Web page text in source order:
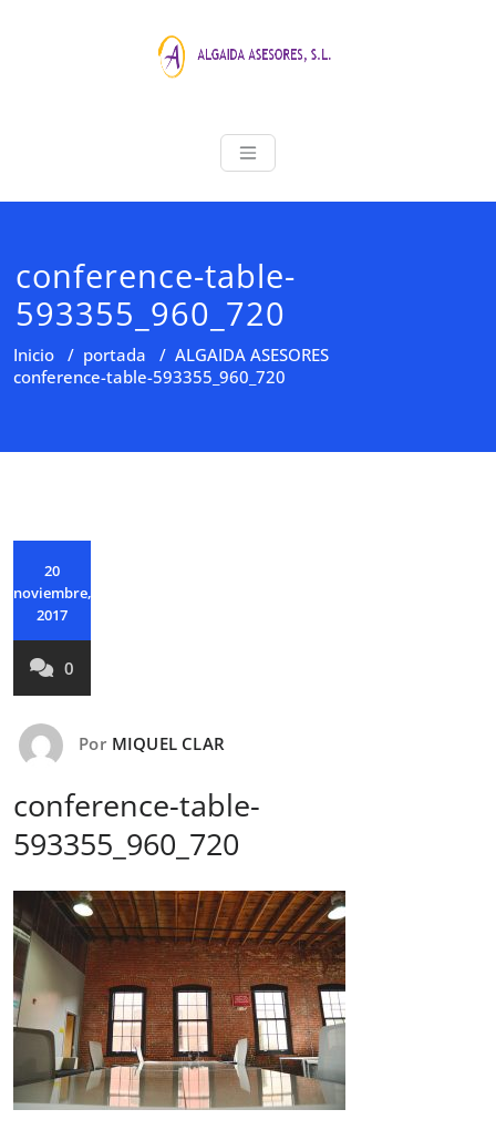
ALGAIDA
conference-table-
593355_960_720
Inicio / portada / ALGAIDA ASESORES
conference-table-593355_960_720
20
noviembre,
2017
0
Por MIQUEL CLAR
conference-table-
593355_960_720